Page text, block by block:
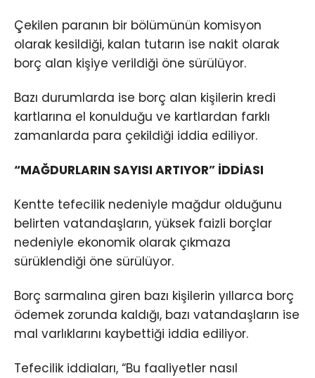
Çekilen paranın bir bölümünün komisyon
olarak kesildiği, kalan tutarın ise nakit olarak
borç alan kişiye verildiği öne sürülüyor.
Bazı durumlarda ise borç alan kişilerin kredi
kartlarına el konulduğu ve kartlardan farklı
zamanlarda para çekildiği iddia ediliyor.
“MAĞDURLARIN SAYISI ARTIYOR” İDDİASI
Kentte tefecilik nedeniyle mağdur olduğunu
belirten vatandaşların, yüksek faizli borçlar
nedeniyle ekonomik olarak çıkmaza
sürüklendiği öne sürülüyor.
Borç sarmalına giren bazı kişilerin yıllarca borç
ödemek zorunda kaldığı, bazı vatandaşların ise
mal varlıklarını kaybettiği iddia ediliyor.
Tefecilik iddiaları, “Bu faaliyetler nasıl